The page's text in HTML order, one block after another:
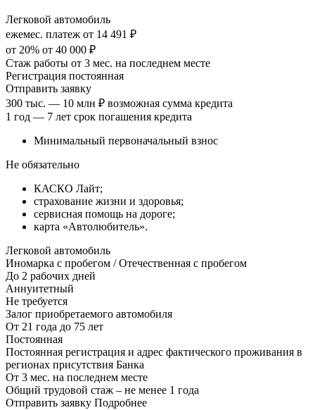
Легковой автомобиль
ежемес. платеж от 14 491 ₽
от 20% от 40 000 ₽
Стаж работы от 3 мес. на последнем месте
Регистрация постоянная
Отправить заявку
300 тыс. — 10 млн ₽ возможная сумма кредита
1 год — 7 лет срок погашения кредита
Минимальный первоначальный взнос
Не обязательно
КАСКО Лайт;
страхование жизни и здоровья;
сервисная помощь на дороге;
карта «Автолюбитель».
Легковой автомобиль
Иномарка с пробегом / Отечественная с пробегом
До 2 рабочих дней
Аннуитетный
Не требуется
Залог приобретаемого автомобиля
От 21 года до 75 лет
Постоянная
Постоянная регистрация и адрес фактического проживания в
регионах присутствия Банка
От 3 мес. на последнем месте
Общий трудовой стаж – не менее 1 года
Отправить заявку Подробнее